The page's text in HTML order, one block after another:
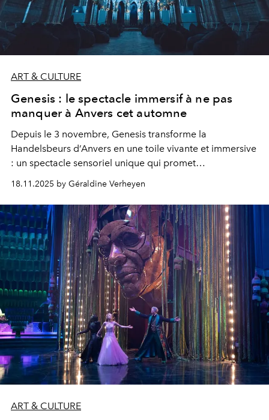
ART & CULTURE
Genesis : le spectacle immersif à ne pas
manquer à Anvers cet automne
Depuis le 3 novembre, Genesis transforme la
Handelsbeurs d’Anvers en une toile vivante et immersive
: un spectacle sensoriel unique qui promet
émerveillement, poésie et frissons visuels.
18.11.2025 by Géraldine Verheyen
ART & CULTURE